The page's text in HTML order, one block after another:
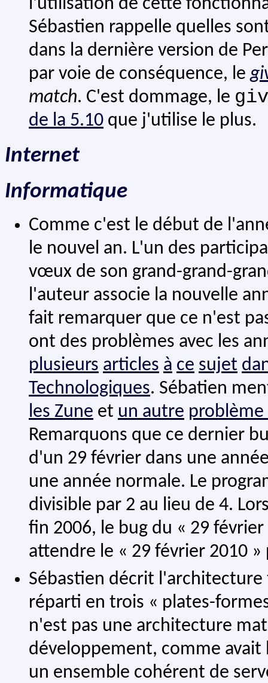
l'utilisation de cette
Sébastien rappelle quelles
dans la dernière version de
par voie de conséquence, le
match. C'est dommage, le
de la 5.10 que j'utilise le plus.
Internet
Informatique
Comme c'est le début de
le nouvel an. L'un des
vœux de son grand-grand-
l'auteur associe la nouvelle
fait remarquer que ce n'est
ont des problèmes avec les
plusieurs articles à ce sujet
Technologiques. Sébatien
les Zune et un autre
Remarquons que ce dernier
d'un 29 février dans une
une année normale. Le
divisible par 2 au lieu de 4.
fin 2006, le bug du « 29
attendre le « 29 février 2010
Sébastien décrit
réparti en trois « plates-
n'est pas une architecture
développement, comme
un ensemble cohérent de